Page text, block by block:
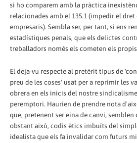
si ho comparem amb la pràctica
relacionades amb el 135.1 (impedir el dret
empresaris). Sembla ser, per tant, si ens
estadístiques penals, que els delictes
treballadors només els cometen els
El deja-vu respecte al pretèrit tipus de
preu de les coses' usat per a reprimir les
obrera en els inicis del nostre sindicalisme
peremptori. Haurien de prendre nota
que, pretenent ser eina de canvi, semblen
obstant això, codis ètics imbuïts del
idealista que els fa invalidar com futurs